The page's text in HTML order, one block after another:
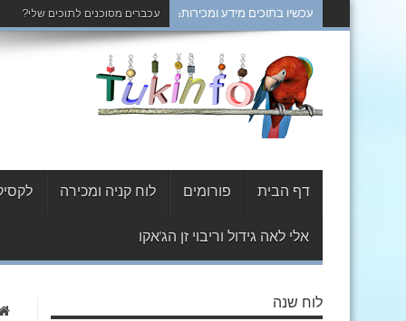
עכשיו בתוכים מידע ומכירות: עכברים מסוכנים לתוכים שלי?
דף הבית פורומים לוח קניה ומכירה
אלי לאה גידול וריבוי זן הג'אקו
לוח שנה